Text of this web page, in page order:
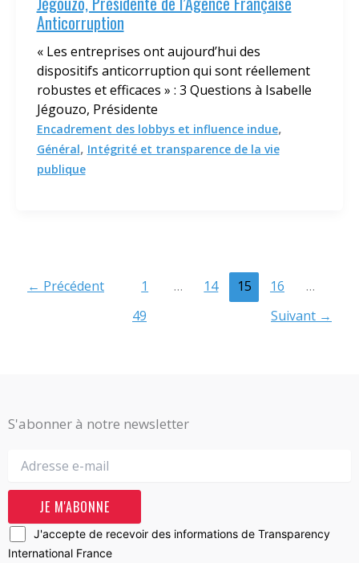
Anticorruption
« Les entreprises ont aujourd’hui des
dispositifs anticorruption qui sont réellement
robustes et efficaces » : 3 Questions à Isabelle
Jégouzo, Présidente
Encadrement des lobbys et influence indue,
Général, Intégrité et transparence de la vie
publique
← Précédent 1 … 14 15 16
…
49
Suivant →
S'abonner à notre newsletter
J'accepte de recevoir des informations de Transparency
International France